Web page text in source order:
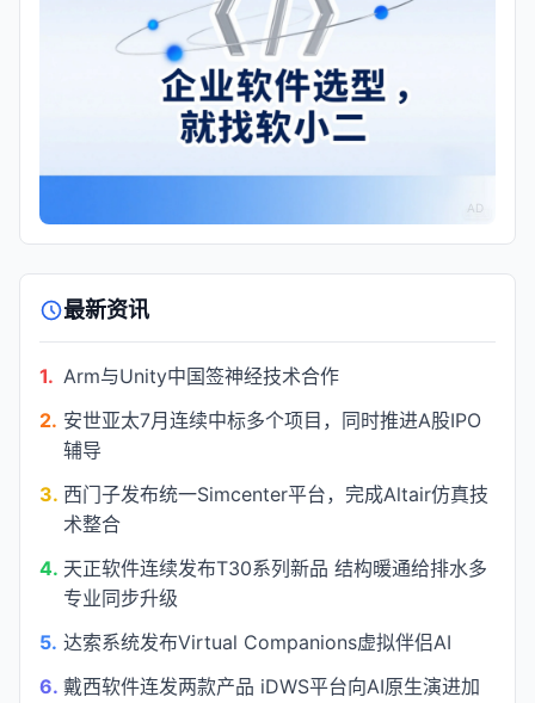
AD
最新资讯
1. Arm与Unity中国签神经技术合作
2. 安世亚太7月连续中标多个项目，同时推进A股IPO
辅导
3. 西门子发布统一Simcenter平台，完成Altair仿真技
术整合
4. 天正软件连续发布T30系列新品 结构暖通给排水多
专业同步升级
5. 达索系统发布Virtual Companions虚拟伴侣AI
6. 戴西软件连发两款产品 iDWS平台向AI原生演进加